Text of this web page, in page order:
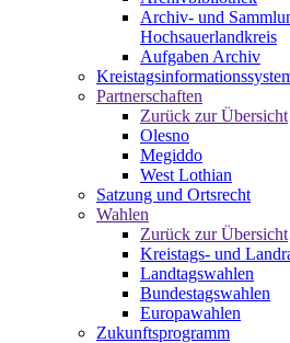
Archiv- und
Hochsauerlandkreis
Aufgaben Archiv
Partnerschaften
Zurück zur Übersicht
Olesno
Megiddo
West Lothian
Satzung und Ortsrecht
Wahlen
Zurück zur Übersicht
Kreistags- und
Landtagswahlen
Bundestagswahlen
Europawahlen
Zukunftsprogramm